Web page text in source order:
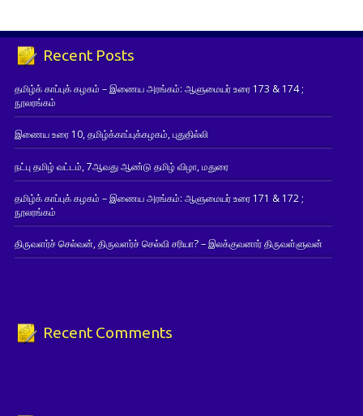
Recent Posts
தமிழ்க் காப்புக் கழகம் – இணைய அரங்கம்: ஆளுமையர் உரை 173 & 174 ;
நூலரங்கம்
இணைய உரை 10, தமிழ்க்காப்புக்கழகம், புதுதில்லி
நட்பு தமிழ் வட்டம், 7ஆவது ஆண்டு தமிழ் விழா, மதுரை
தமிழ்க் காப்புக் கழகம் – இணைய அரங்கம்: ஆளுமையர் உரை 171 & 172 ;
நூலரங்கம்
திருவளர்ச் செல்வன், திருவளர்ச் செல்வி சரியா? – இலக்குவனார் திருவள்ளுவன்
Recent Comments